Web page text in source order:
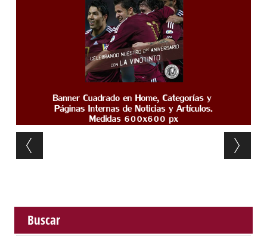
Post navigation
Buscar